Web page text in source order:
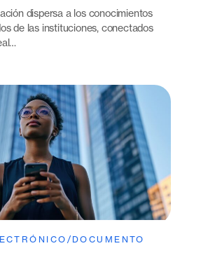
dispersa a los conocimientos
de las instituciones, conectados
DOCUMENTO